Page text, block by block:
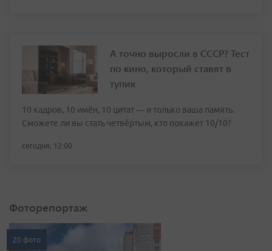
А точно выросли в СССР? Тест
по кино, который ставят в
тупик
10 кадров, 10 имён, 10 цитат — и только ваша память.
Сможете ли вы стать четвёртым, кто покажет 10/10?
сегодня, 12:00
Фоторепортаж
20 фото